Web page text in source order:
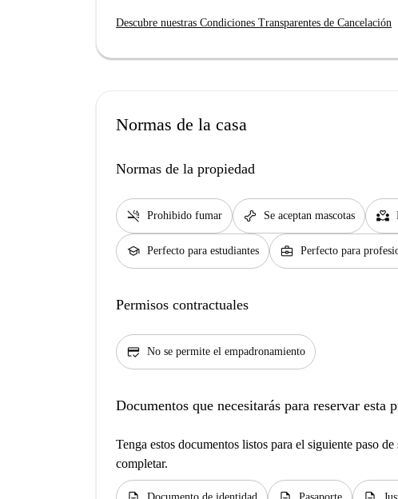
Descubre nuestras Condiciones Transparentes de Cancelación
Normas de la casa
Normas de la propiedad
smoke_free Prohibido fumar pet_supplies Se aceptan mascotas partner_heart
school Perfecto para estudiantes business_center Perfecto para
Permisos contractuales
credit_score No se permite el empadronamiento
Documentos que necesitarás para reservar esta
Tenga estos documentos listos para el siguiente paso
completar.